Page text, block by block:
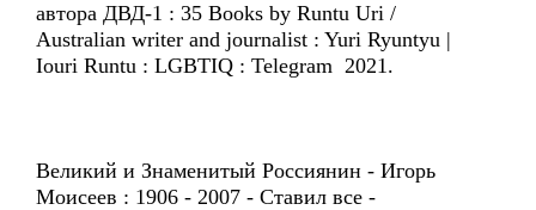
автора ДВД-1 : 35 Books by Runtu Uri /
Australian writer and journalist : Yuri Ryuntyu |
Iouri Runtu : LGBTIQ : Telegram 2021.
Великий и Знаменитый Россиянин - Игорь
Моисеев : 1906 - 2007 - Ставил все -